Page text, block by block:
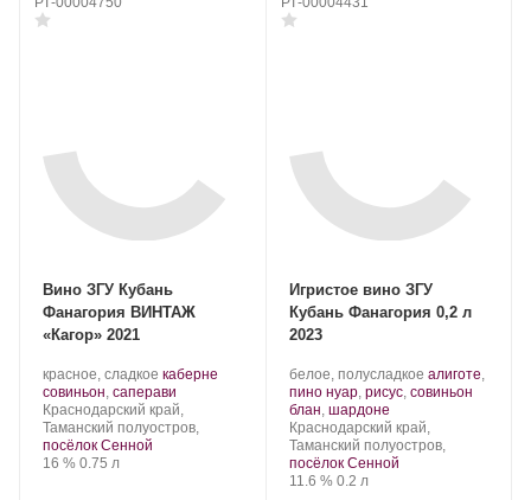
Вино ЗГУ Кубань
Фанагория ВИНТАЖ
«Кагор» 2021
Производитель:
Фанагория.
красное, сладкое .
Сорт
винограда:
каберне
совиньон, саперави
Регион:
Краснодарский край,
Таманский полуостров,
посёлок Сенной
Крепость
16 %. Объем
0.75 л
Игристое вино ЗГУ
Кубань Фанагория 0,2 л
2023
Производитель:
Фанагория.
белое, полусладкое .
Сорт
алиготе,
пино нуар, рисус, совиньон
блан, шардоне.
Регион:
Краснодарский край,
Таманский полуостров,
посёлок Сенной
Крепость
11.6 %. Объем
0.2 л